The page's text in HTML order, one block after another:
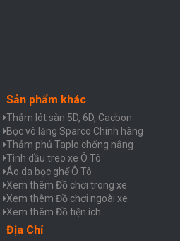
Sản phẩm khác
Thảm lót sàn 5D, 6D, Cacbon
Bọc vô lăng Sparco Chính hãng
Thảm phủ Taplo chống nắng
Tinh dầu treo xe Ô Tô
Áo da bọc ghế Ô Tô
Xem thêm Đồ chơi trong xe
Xem thêm Đồ chơi ngoài xe
Xem thêm Đồ tiện ích
Địa Chỉ